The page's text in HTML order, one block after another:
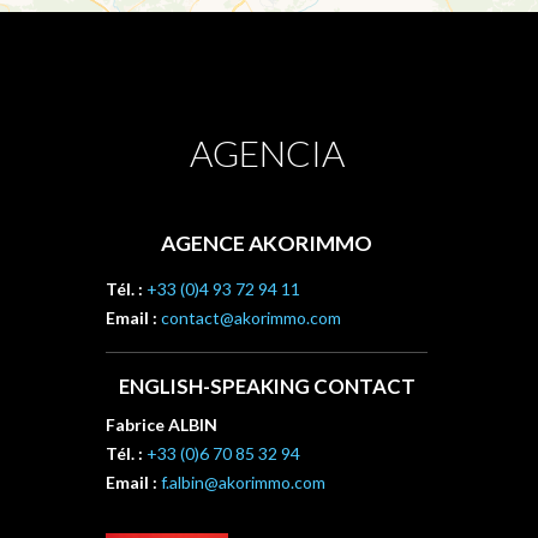
AGENCIA
AGENCE AKORIMMO
Tél. : +33 (0)4 93 72 94 11
Email : contact@akorimmo.com
ENGLISH-SPEAKING CONTACT
Fabrice ALBIN
Tél. : +33 (0)6 70 85 32 94
Email : f.albin@akorimmo.com